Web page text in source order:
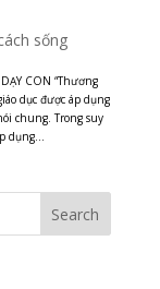
sống
CON “Thương
dục được áp dụng
chung. Trong suy
dụng...